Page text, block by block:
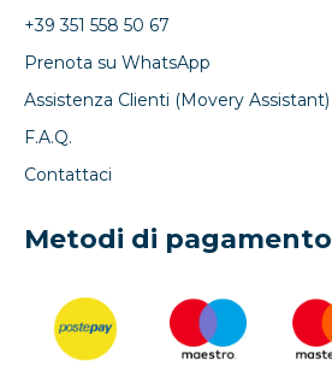
+39 351 558 50 67
Prenota su WhatsApp
Assistenza Clienti (Movery Assistant)
F.A.Q.
Contattaci
Metodi di pagamento